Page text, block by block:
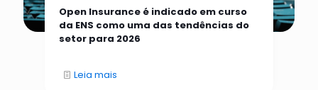
Open Insurance é indicado em curso
da ENS como uma das tendências do
setor para 2026
Leia mais